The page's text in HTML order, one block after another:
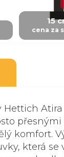
15
cena za
Hettich
komfort.
která se